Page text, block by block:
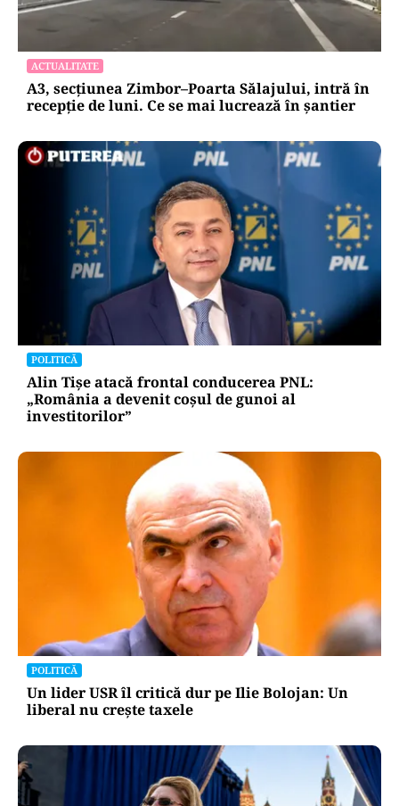
ACTUALITATE
A3, secțiunea Zimbor–Poarta Sălajului, intră în
recepție de luni. Ce se mai lucrează în șantier
POLITICĂ
Alin Tișe atacă frontal conducerea PNL:
„România a devenit coșul de gunoi al
investitorilor”
POLITICĂ
Un lider USR îl critică dur pe Ilie Bolojan: Un
liberal nu crește taxele